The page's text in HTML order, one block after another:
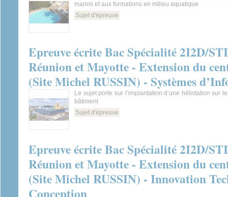
marins et aux formations en milieu aquatique
Sujet d'épreuve
Epreuve écrite Bac Spécialité 2I2D/
Réunion et Mayotte - Extension du
(Site Michel RUSSIN) - Systèmes
Le sujet porte sur l’implantation d’une hélistation sur
bâtiment
Sujet d'épreuve
Epreuve écrite Bac Spécialité 2I2D/
Réunion et Mayotte - Extension du
(Site Michel RUSSIN) - Innovation
Conception